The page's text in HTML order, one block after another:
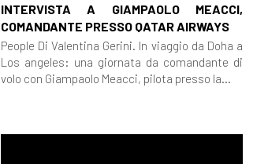
INTERVISTA A GIAMPAOLO MEACCI,
COMANDANTE PRESSO QATAR AIRWAYS
People Di Valentina Gerini. In viaggio da Doha a
Los angeles: una giornata da comandante di
volo con Giampaolo Meacci, pilota presso la...